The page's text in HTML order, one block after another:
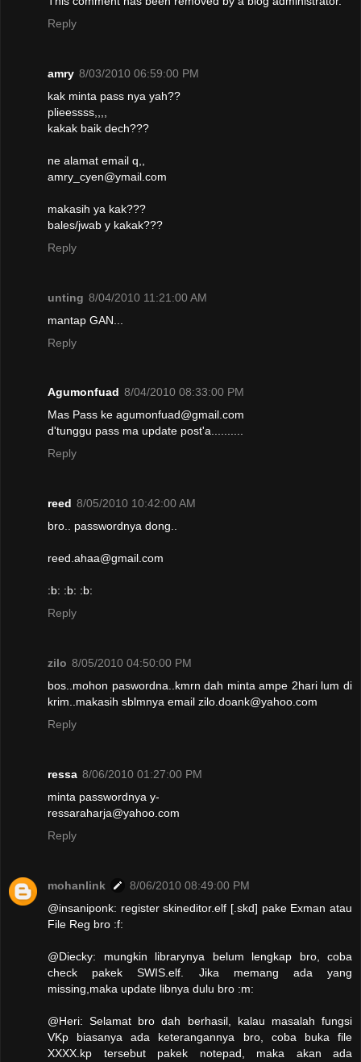
Reply
amry 8/03/2010 06:59:00 PM
kak minta pass nya yah??
plieessss,,,,
kakak baik dech???
ne alamat email q,,
amry_cyen@ymail.com
makasih ya kak???
bales/jwab y kakak???
Reply
unting 8/04/2010 11:21:00 AM
mantap GAN...
Reply
Agumonfuad 8/04/2010 08:33:00 PM
Mas Pass ke agumonfuad@gmail.com
d'tunggu pass ma update post'a..........
Reply
reed 8/05/2010 10:42:00 AM
bro.. passwordnya dong..
reed.ahaa@gmail.com
:b: :b: :b:
Reply
zilo 8/05/2010 04:50:00 PM
bos..mohon paswordna..kmrn dah minta ampe 2hari lum di
krim..makasih sblmnya email zilo.doank@yahoo.com
Reply
ressa 8/06/2010 01:27:00 PM
minta passwordnya y-
ressaraharja@yahoo.com
Reply
mohanlink
8/06/2010 08:49:00 PM
@insaniponk: register skineditor.elf [.skd] pake Exman atau
File Reg bro :f:
@Diecky: mungkin librarynya belum lengkap bro, coba
check pakek SWIS.elf. Jika memang ada yang
missing,maka update libnya dulu bro :m:
@Heri: Selamat bro dah berhasil, kalau masalah fungsi
VKp biasanya ada keterangannya bro, coba buka file
XXXX.kp tersebut pakek notepad, maka akan ada